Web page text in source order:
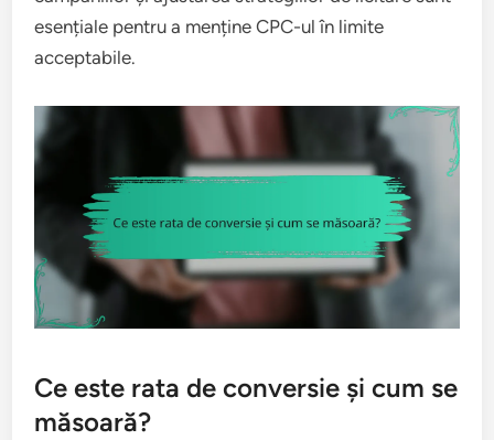
esențiale pentru a menține CPC-ul în limite
acceptabile.
Ce este rata de conversie și cum se
măsoară?